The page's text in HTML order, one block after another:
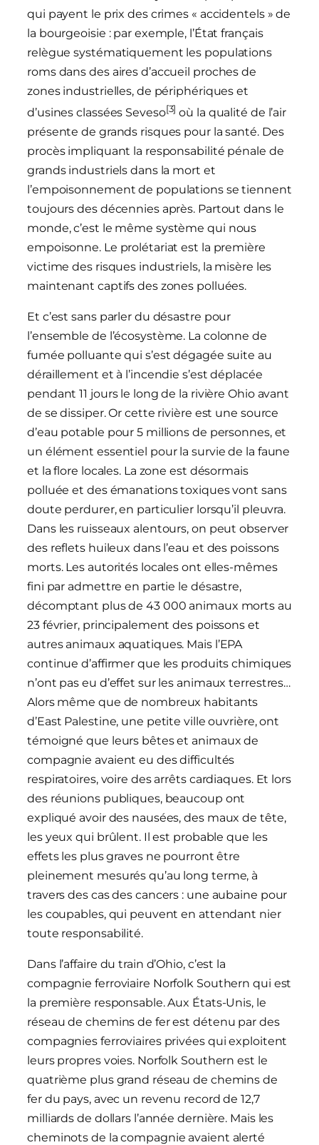
qui payent le prix des crimes « accidentels » de
la bourgeoisie : par exemple, l’État français
relègue systématiquement les populations
roms dans des aires d’accueil proches de
zones industrielles, de périphériques et
d’usines classées Seveso[3] où la qualité de l’air
présente de grands risques pour la santé. Des
procès impliquant la responsabilité pénale de
grands industriels dans la mort et
l’empoisonnement de populations se tiennent
toujours des décennies après. Partout dans le
monde, c’est le même système qui nous
empoisonne. Le prolétariat est la première
victime des risques industriels, la misère les
maintenant captifs des zones polluées.
Et c’est sans parler du désastre pour
l’ensemble de l’écosystème. La colonne de
fumée polluante qui s’est dégagée suite au
déraillement et à l’incendie s’est déplacée
pendant 11 jours le long de la rivière Ohio avant
de se dissiper. Or cette rivière est une source
d’eau potable pour 5 millions de personnes, et
un élément essentiel pour la survie de la faune
et la flore locales. La zone est désormais
polluée et des émanations toxiques vont sans
doute perdurer, en particulier lorsqu’il pleuvra.
Dans les ruisseaux alentours, on peut observer
des reflets huileux dans l’eau et des poissons
morts. Les autorités locales ont elles-mêmes
fini par admettre en partie le désastre,
décomptant plus de 43 000 animaux morts au
23 février, principalement des poissons et
autres animaux aquatiques. Mais l’EPA
continue d’affirmer que les produits chimiques
n’ont pas eu d’effet sur les animaux terrestres…
Alors même que de nombreux habitants
d’East Palestine, une petite ville ouvrière, ont
témoigné que leurs bêtes et animaux de
compagnie avaient eu des difficultés
respiratoires, voire des arrêts cardiaques. Et lors
des réunions publiques, beaucoup ont
expliqué avoir des nausées, des maux de tête,
les yeux qui brûlent. Il est probable que les
effets les plus graves ne pourront être
pleinement mesurés qu’au long terme, à
travers des cas des cancers : une aubaine pour
les coupables, qui peuvent en attendant nier
toute responsabilité.
Dans l’affaire du train d’Ohio, c’est la
compagnie ferroviaire Norfolk Southern qui est
la première responsable. Aux États-Unis, le
réseau de chemins de fer est détenu par des
compagnies ferroviaires privées qui exploitent
leurs propres voies. Norfolk Southern est le
quatrième plus grand réseau de chemins de
fer du pays, avec un revenu record de 12,7
milliards de dollars l’année dernière. Mais les
cheminots de la compagnie avaient alerté